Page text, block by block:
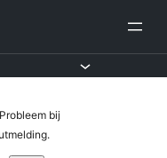
Probleem bij